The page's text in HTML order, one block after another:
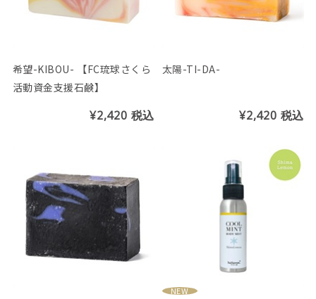
希望-KIBOU- 【FC琉球さくら
活動資金支援石鹸】
¥2,420 税込
太陽-TI-DA-
¥2,420 税込
NEW